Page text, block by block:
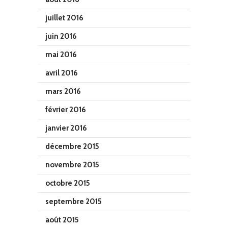
juillet 2016
juin 2016
mai 2016
avril 2016
mars 2016
février 2016
janvier 2016
décembre 2015
novembre 2015
octobre 2015
septembre 2015
août 2015